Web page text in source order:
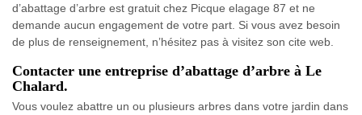
d’abattage d’arbre est gratuit chez Picque elagage 87 et ne
demande aucun engagement de votre part. Si vous avez besoin
de plus de renseignement, n’hésitez pas à visitez son cite web.
Contacter une entreprise d’abattage d’arbre à Le
Chalard.
Vous voulez abattre un ou plusieurs arbres dans votre jardin dans